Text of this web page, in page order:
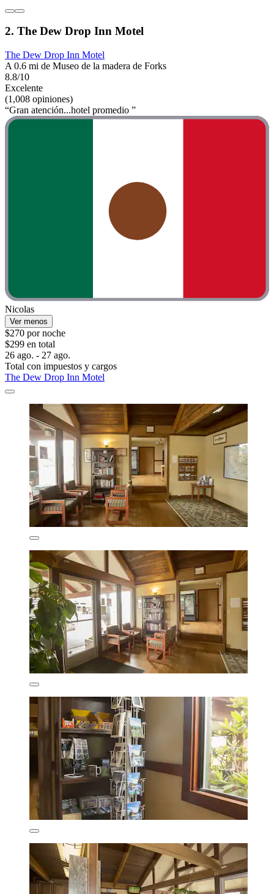
2. The Dew Drop Inn Motel
The Dew Drop Inn Motel
A 0.6 mi de Museo de la madera de Forks
8.8/10
Excelente
(1,008 opiniones)
“Gran atención...hotel promedio ”
Nicolas
Ver menos
$270 por noche
$299 en total
26 ago. - 27 ago.
Total con impuestos y cargos
The Dew Drop Inn Motel